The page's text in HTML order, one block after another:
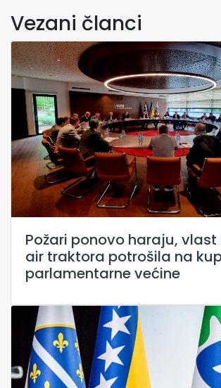
Vezani članci
Požari ponovo haraju,
air traktora potrošila na
parlamentarne većine